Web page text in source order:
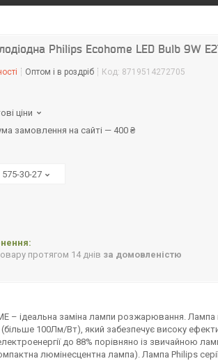
Philips Ecohome LED Bulb 9W
Оптом і в роздріб Код: 8719514272705
ціни
замовлення на сайті — 400 ₴
30-27
протягом 14 днів за домовленістю
– ідеальна заміна лампи розжарювання.
(більше 100Лм/Вт), який забезпечує високу
до 88% порівняно із звичайною
люмінесцентна лампа). Лампа Philips